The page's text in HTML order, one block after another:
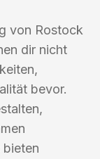
von Rostock
dir nicht
bevor.